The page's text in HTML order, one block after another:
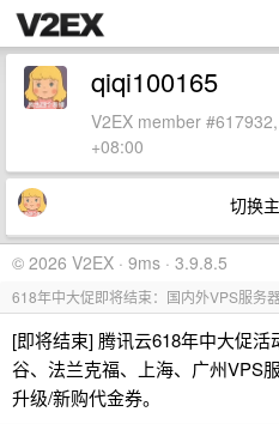
qiqi100165
V2EX member
+08:00
切换
© 2026 V2EX · 9ms · 3.9.8.5
618年中大促即将结束：国内外VPS服务
[即将结束] 腾讯云618年中大促
谷、法兰克福、上海、广州VPS
升级/新购代金券。